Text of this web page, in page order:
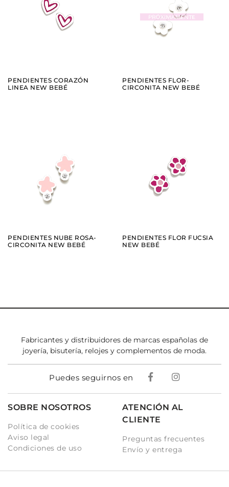
AÑADIR
PENDIENTES CORAZÓN
LINEA NEW BEBÉ
VER AÑADIR
PENDIENTES FLOR-
CIRCONITA NEW BEBÉ
AÑADIR
PENDIENTES NUBE ROSA-
CIRCONITA NEW BEBÉ
VER AÑADIR
PENDIENTES FLOR FUCSIA
NEW BEBÉ
Fabricantes y distribuidores de marcas españolas de
joyería, bisutería, relojes y complementos de moda.
Puedes seguirnos en
SOBRE NOSOTROS
Política de cookies
Aviso legal
Condiciones de uso
ATENCIÓN AL
CLIENTE
Preguntas frecuentes
Envío y entrega